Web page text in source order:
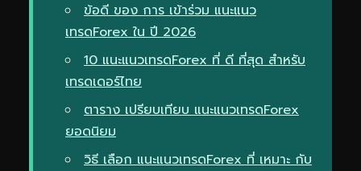
ข้อดี ของ การ เข้าร่วม แนะแนว
เทรดForex ใน ปี 2026
10 แนะแนวเทรดForex ที่ ดี ที่สุด สำหรับ
เทรดเดอร์ไทย
ตาราง เปรียบเทียบ แนะแนวเทรดForex
ยอดนิยม
วิธี เลือก แนะแนวเทรดForex ที่ เหมาะ กับ